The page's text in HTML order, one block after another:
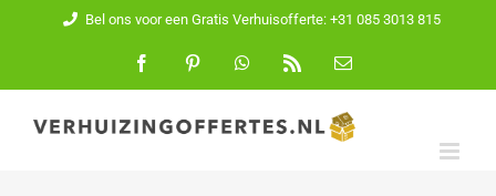
inhoud
Bel ons voor een Gratis Verhuisofferte: +31 085 3013 815
FacebookPinterest WhatsApp
E-